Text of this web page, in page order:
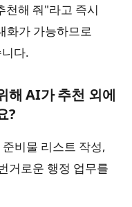
천해 줘"라고 즉시
화가 가능하므로
다.
해 AI가 추천 외에
?
비물 리스트 작성,
거로운 행정 업무를